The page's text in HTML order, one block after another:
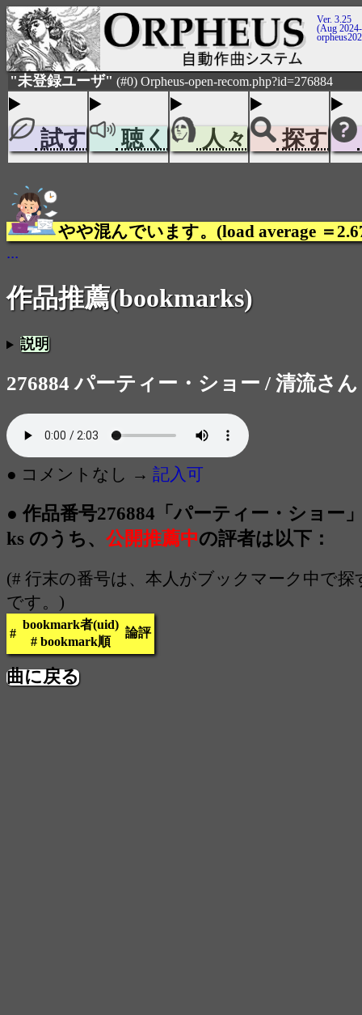
Ver. 3.25
(Aug
"未登録ユーザ" (#0) Orpheus-open-recom.php?id=276884
試す 聴く 人々 探す
やや混んでいます。(load average ＝
...
作品推薦(bookmarks)
説明
276884 パーティー・ショー / 清流さん
● コメントなし → 記入可
● 作品番号276884「パーティー・ショー
ks のうち、 公開推薦中の評者は以下：
(# 行末の番号は、本人がブックマーク中で探
です。)
#
bookmark者(uid)
# bookmark順
論評
曲に戻る